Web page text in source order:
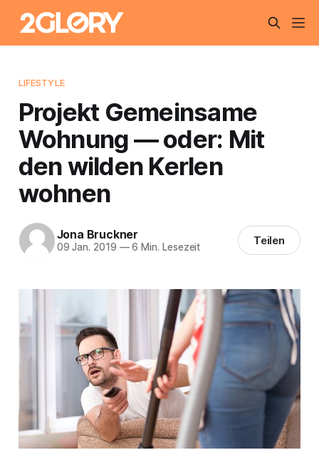
LIFESTYLE
Projekt Gemeinsame
Wohnung — oder: Mit
den wilden Kerlen
wohnen
Jona Bruckner
09 Jan. 2019 —6 Min. Lesezeit Teilen